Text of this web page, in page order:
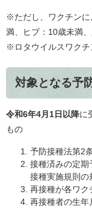
※ただし、ワクチンに
満、ヒブ：10歳未満
※ロタウイルスワク
対象となる予
令和6年4月1日以降に
もの
予防接種法第2
接種済みの定期
接種実施規則の
再接種が各ワク
再接種者の生年